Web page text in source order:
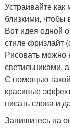
Устраивайте
близкими, чтобы
Вот идея одной
стиле фризлайт
Рисовать
светильниками,
С помощью
красивые
писать слова и
Запишитесь на